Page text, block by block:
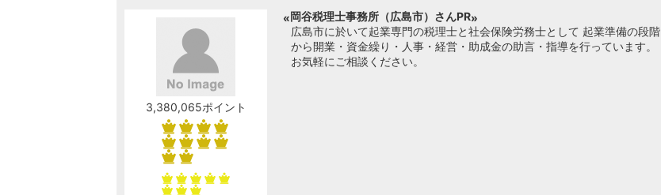
3,380,065ポイント
岡谷税理士事務所（広島市）さんPR
広島市に於いて起業専門の税理士と社会保険労務士として 起業準備の段階
から開業・資金繰り・人事・経営・助成金の助言・指導を行っています。
お気軽にご相談ください。